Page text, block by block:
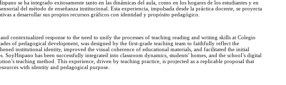
se ha integrado exitosamente tanto en las dinámicas del aula, como en los hogares de los estudiantes y en
del método de enseñanza institucional. Esta experiencia, impulsada desde la práctica docente, se proyecta
a desarrollar sus propios recursos gráficos con identidad y propósito pedagógico.
contextualized response to the need to unify the processes of teaching reading and writing skills at Colegio
of pedagogical development, was designed by the first-grade teaching team to faithfully reflect the
institutional identity, improved the visual coherence of educational materials, and facilitated the initial
has been successfully integrated into classroom dynamics, students’ homes, and the school’s digital
teaching method. This experience, driven by teaching practice, is projected as a replicable proposal that
with identity and pedagogical purpose.